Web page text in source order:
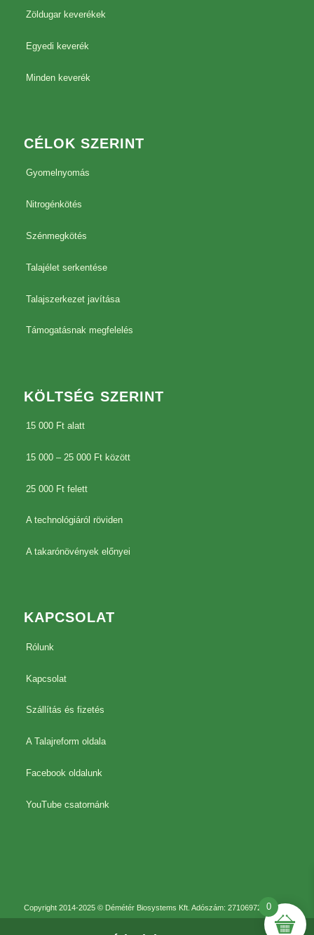
Zöldugar keverékek
Egyedi keverék
Minden keverék
CÉLOK SZERINT
Gyomelnyomás
Nitrogénkötés
Szénmegkötés
Talajélet serkentése
Talajszerkezet javítása
Támogatásnak megfelelés
KÖLTSÉG SZERINT
15 000 Ft alatt
15 000 – 25 000 Ft között
25 000 Ft felett
A technológiáról röviden
A takarónövények előnyei
KAPCSOLAT
Rólunk
Kapcsolat
Szállítás és fizetés
A Talajreform oldala
Facebook oldalunk
YouTube csatornánk
Copyright 2014-2025 © Démétér Biosystems Kft. Adószám: 27106972-2-41
0